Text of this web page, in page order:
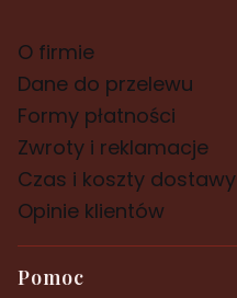
O firmie
Dane do przelewu
Formy płatności
Zwroty i reklamacje
Czas i koszty dostawy
Opinie klientów
Pomoc